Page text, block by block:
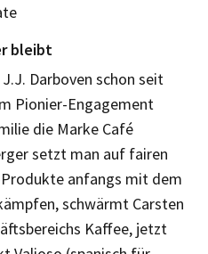
bleibt
Darboven schon seit
Pionier-Engagement
die Marke Café
setzt man auf fairen
anfangs mit dem
schwärmt Carsten
Kaffee, jetzt